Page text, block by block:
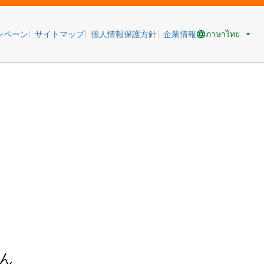
ペーン サイトマップ 個人情報保護方針 企業情報 ภาษาไทย